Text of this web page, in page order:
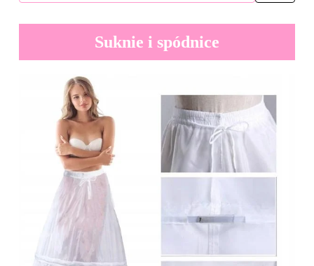
Suknie i spódnice